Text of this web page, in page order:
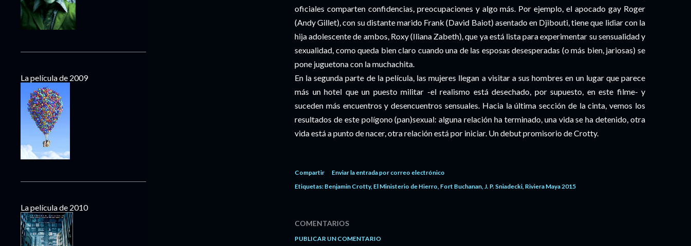
oficiales comparten confidencias, preocupaciones y algo más. Por ejemplo, el apocado gay Roger
(Andy Gillet), con su distante marido Frank (David Baiot) asentado en Djibouti, tiene que lidiar con la
hija adolescente de ambos, Roxy (Iliana Zabeth), que ya está lista para experimentar su sensualidad y
sexualidad, como queda bien claro cuando una de las esposas desesperadas (o más bien, jariosas) se
pone juguetona con la muchachita.
En la segunda parte de la película, las mujeres llegan a visitar a sus hombres en un lugar que parece
más un hotel que un puesto militar -el realismo está desechado, por supuesto, en este filme- y
suceden más encuentros y desencuentros sensuales. Hacia la última sección de la cinta, vemos los
resultados de este polígono (pan)sexual: alguna relación ha terminado, una vida se ha detenido, otra
vida está a punto de nacer, otra relación está por iniciar. Un debut promisorio de Crotty.
Compartir
Enviar la entrada por correo electrónico
Etiquetas: Benjamin Crotty El Ministerio de Hierro Fort Buchanan J. P. Sniadecki Riviera Maya 2015
COMENTARIOS
PUBLICAR UN COMENTARIO
La película de 2009
La película de 2010